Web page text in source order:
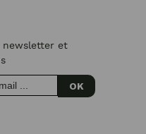
newsletter et
OK